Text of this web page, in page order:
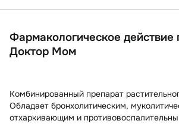
Фармакологическое действие
Доктор Мом
Комбинированный препарат
Обладает бронхолитическим,
отхаркивающим и